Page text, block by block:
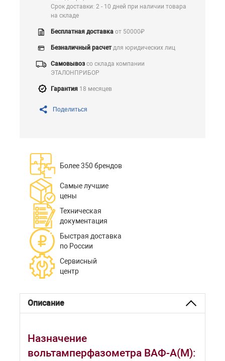
Срок доставки: 2 - 10 дней при наличии товара
на складе
Бесплатная доставка от 50000₽
Безналичный расчетдля юридических лиц
Самовывозсо склада компании
ЭТАЛОНПРИБОР
Гарантия 18 месяцев
Поделиться
Более 350 брендов
Самые лучшие
цены
Техническая
документация
Быстрая доставка
по России
Сервисный
центр
Описание
Назначение
вольтамперфазометра ВАФ-А(М):